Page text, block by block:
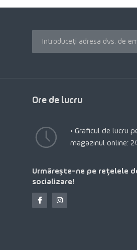
Ore de lucru
• Graficul de lucru
magazinul online:
Urmărește-ne pe rețelele
socializare!